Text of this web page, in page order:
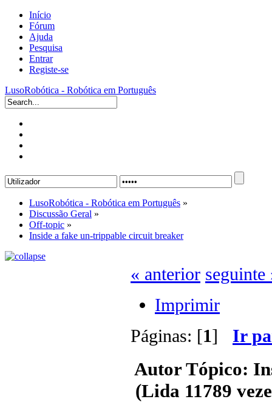
Início
Fórum
Ajuda
Pesquisa
Entrar
Registe-se
LusoRobótica - Robótica em Português
LusoRobótica - Robótica em Português »
Discussão Geral »
Off-topic »
Inside a fake un-trippable circuit breaker
« anterior seguinte
Imprimir
Páginas: [1] Ir
AutorTópico:
(Lida 11789